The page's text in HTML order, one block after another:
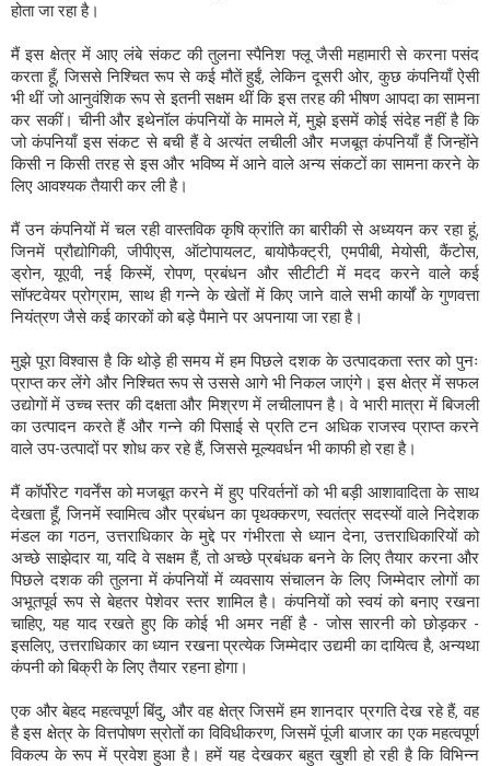
होता जा रहा है।
मैं इस क्षेत्र में आए लंबे संकट की तुलना स्पैनिश फ्लू जैसी महामारी से करना पसंद
करता हूँ, जिससे निश्चित रूप से कई मौतें हुईं, लेकिन दूसरी ओर, कुछ कंपनियाँ ऐसी
भी थीं जो आनुवंशिक रूप से इतनी सक्षम थीं कि इस तरह की भीषण आपदा का सामना
कर सकीं। चीनी और इथेनॉल कंपनियों के मामले में, मुझे इसमें कोई संदेह नहीं है कि
जो कंपनियाँ इस संकट से बची हैं वे अत्यंत लचीली और मजबूत कंपनियाँ हैं जिन्होंने
किसी न किसी तरह से इस और भविष्य में आने वाले अन्य संकटों का सामना करने के
लिए आवश्यक तैयारी कर ली है।
मैं उन कंपनियों में चल रही वास्तविक कृषि क्रांति का बारीकी से अध्ययन कर रहा हूं,
जिनमें प्रौद्योगिकी, जीपीएस, ऑटोपायलट, बायोफैक्ट्री, एमपीबी, मेयोसी, कैंटोस,
ड्रोन, यूएवी, नई किस्में, रोपण, प्रबंधन और सीटीटी में मदद करने वाले कई
सॉफ्टवेयर प्रोग्राम, साथ ही गन्ने के खेतों में किए जाने वाले सभी कार्यों के गुणवत्ता
नियंत्रण जैसे कई कारकों को बड़े पैमाने पर अपनाया जा रहा है।
मुझे पूरा विश्वास है कि थोड़े ही समय में हम पिछले दशक के उत्पादकता स्तर को पुनः
प्राप्त कर लेंगे और निश्चित रूप से उससे आगे भी निकल जाएंगे। इस क्षेत्र में सफल
उद्योगों में उच्च स्तर की दक्षता और मिश्रण में लचीलापन है। वे भारी मात्रा में बिजली
का उत्पादन करते हैं और गन्ने की पिसाई से प्रति टन अधिक राजस्व प्राप्त करने
वाले उप-उत्पादों पर शोध कर रहे हैं, जिससे मूल्यवर्धन भी काफी हो रहा है।
मैं कॉर्पोरेट गवर्नेंस को मजबूत करने में हुए परिवर्तनों को भी बड़ी आशावादिता के साथ
देखता हूँ, जिनमें स्वामित्व और प्रबंधन का पृथक्करण, स्वतंत्र सदस्यों वाले निदेशक
मंडल का गठन, उत्तराधिकार के मुद्दे पर गंभीरता से ध्यान देना, उत्तराधिकारियों को
अच्छे साझेदार या, यदि वे सक्षम हैं, तो अच्छे प्रबंधक बनने के लिए तैयार करना और
पिछले दशक की तुलना में कंपनियों में व्यवसाय संचालन के लिए जिम्मेदार लोगों का
अभूतपूर्व रूप से बेहतर पेशेवर स्तर शामिल है। कंपनियों को स्वयं को बनाए रखना
चाहिए, यह याद रखते हुए कि कोई भी अमर नहीं है - जोस सारनी को छोड़कर -
इसलिए, उत्तराधिकार का ध्यान रखना प्रत्येक जिम्मेदार उद्यमी का दायित्व है, अन्यथा
कंपनी को बिक्री के लिए तैयार रहना होगा।
एक और बेहद महत्वपूर्ण बिंदु, और वह क्षेत्र जिसमें हम शानदार प्रगति देख रहे हैं, वह
है इस क्षेत्र के वित्तपोषण स्रोतों का विविधीकरण, जिसमें पूंजी बाजार का एक महत्वपूर्ण
विकल्प के रूप में प्रवेश हुआ है। हमें यह देखकर बहुत खुशी हो रही है कि विभिन्न